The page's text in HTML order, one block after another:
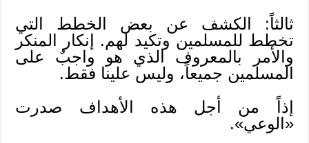
ثالثاً: الكشف عن بعض الخطط التي
تخطط للمسلمين وتكيد لهم. إنكار المنكر
والأمر بالمعروف الذي هو واجبٌ على
المسلمين جميعاً، وليس علينا فقط.
إذاً من أجل هذه الأهداف صدرت
«الوعي».